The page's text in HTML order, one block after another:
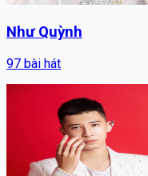
Như Quỳnh
97 bài hát